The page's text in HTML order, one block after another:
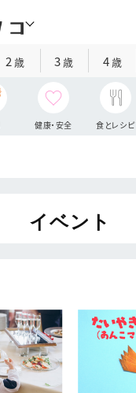
2 歳 3歳 4歳
健康・安全 食とレシピ
イベント